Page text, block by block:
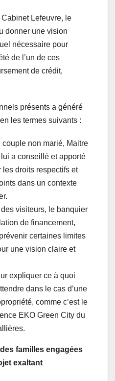
Lefeuvre, le
donner une vision
nécessaire pour
de l’un de ces
de crédit,
présents a généré
les termes suivants :
couple non marié, Maitre
a conseillé et apporté
les droits respectifs et
dans un contexte
des visiteurs, le banquier
de financement,
certaines limites
une vision claire et
expliquer ce à quoi
dans le cas d’une
comme c’est le
EKO Green City du
familles engagées
exaltant